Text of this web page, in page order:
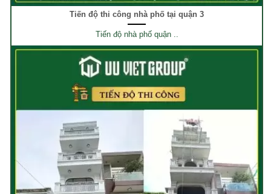
Tiến độ thi công nhà phố tại quận 3
Tiến độ nhà phố quận ..